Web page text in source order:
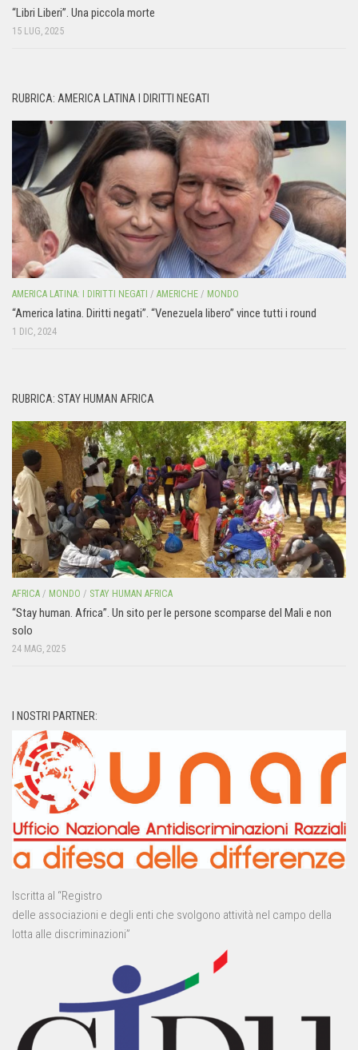
“Libri Liberi”. Una piccola morte
15 LUG, 2025
RUBRICA: AMERICA LATINA I DIRITTI NEGATI
AMERICA LATINA: I DIRITTI NEGATI / AMERICHE / MONDO
“America latina. Diritti negati”. “Venezuela libero” vince tutti i round
1 DIC, 2024
RUBRICA: STAY HUMAN AFRICA
AFRICA / MONDO / STAY HUMAN AFRICA
“Stay human. Africa”. Un sito per le persone scomparse del Mali e non
solo
24 MAG, 2025
I NOSTRI PARTNER:
Iscritta al “Registro
delle associazioni e degli enti che svolgono attività nel campo della
lotta alle discriminazioni”